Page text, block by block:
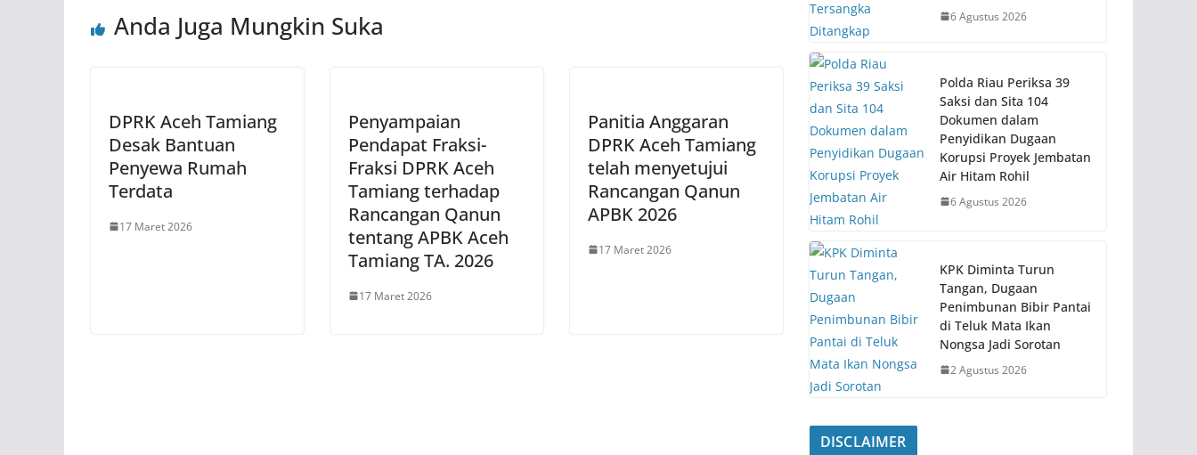
Anda Juga Mungkin Suka
DPRK Aceh Tamiang
Desak Bantuan
Penyewa Rumah
Terdata
17 Maret 2026
Penyampaian
Pendapat Fraksi-
Fraksi DPRK Aceh
Tamiang terhadap
Rancangan Qanun
tentang APBK Aceh
Tamiang TA. 2026
17 Maret 2026
Panitia Anggaran
DPRK Aceh Tamiang
telah menyetujui
Rancangan Qanun
APBK 2026
17 Maret 2026
6 Agustus 2026
Polda Riau Periksa 39
Saksi dan Sita 104
Dokumen dalam
Penyidikan Dugaan
Korupsi Proyek Jembatan
Air Hitam Rohil
6 Agustus 2026
KPK Diminta Turun
Tangan, Dugaan
Penimbunan Bibir Pantai
di Teluk Mata Ikan
Nongsa Jadi Sorotan
2 Agustus 2026
DISCLAIMER